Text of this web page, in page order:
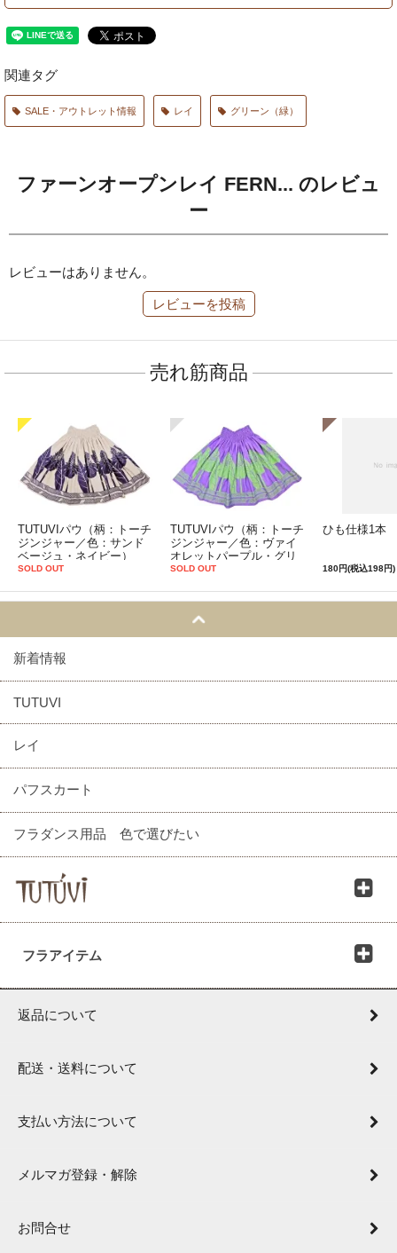
関連タグ
SALE・アウトレット情報 レイ グリーン（緑）
ファーンオープンレイ FERN... のレビュ
ー
レビューはありません。
レビューを投稿
売れ筋商品
TUTUVIパウ（柄：トーチ
ジンジャー／色：サンド
ベージュ・ネイビー）
SOLD OUT
TUTUVIパウ（柄：トーチ
ジンジャー／色：ヴァイ
オレットパープル・グリ
ーン）
SOLD OUT
ひも仕様1本
180円(税込198円)
新着情報
TUTUVI
レイ
パフスカート
フラダンス用品 色で選びたい
フラアイテム
返品について
配送・送料について
支払い方法について
メルマガ登録・解除
お問合せ